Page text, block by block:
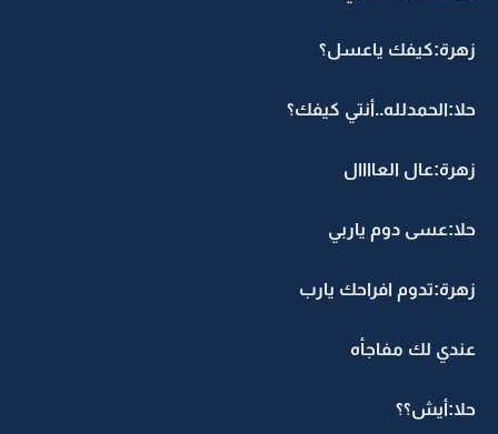
زهرة:كيفك ياعسل؟
حلا:الحمدلله..أنتي كيفك؟
زهرة:عال العاااال
حلا:عسى دوم ياربي
زهرة:تدوم افراحك يارب
عندي لك مفاجأه
حلا:أيش؟؟